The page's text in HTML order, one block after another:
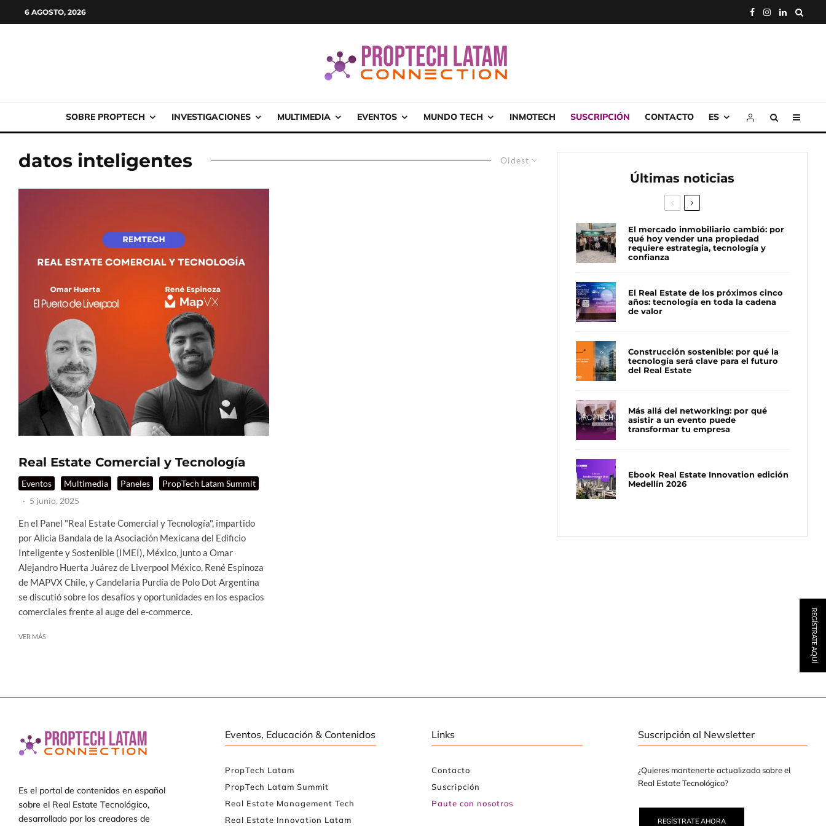
6 AGOSTO, 2026
SOBRE PROPTECH INVESTIGACIONES MULTIMEDIA EVENTOS MUNDO TECH INMOTECH SUSCRIPCIÓN CONTACTO ES
Oldest
datos inteligentes
Real Estate Comercial y Tecnología
Eventos Multimedia Paneles
PropTech Latam Summit
· 5 junio, 2025
En el Panel "Real Estate Comercial y Tecnología", impartido
por Alicia Bandala de la Asociación Mexicana del Edificio
Inteligente y Sostenible (IMEI), México, junto a Omar
Alejandro Huerta Juárez de Liverpool México, René Espinoza
de MAPVX Chile, y Candelaria Purdía de Polo Dot Argentina
se discutió sobre los desafíos y oportunidades en los espacios
comerciales frente al auge del e-commerce.
VER MÁS
Últimas noticias
El mercado inmobiliario cambió: por
qué hoy vender una propiedad
requiere estrategia, tecnología y
confianza
El Real Estate de los próximos cinco
años: tecnología en toda la cadena
de valor
Construcción sostenible: por qué la
tecnología será clave para el futuro
del Real Estate
Más allá del networking: por qué
asistir a un evento puede
transformar tu empresa
Ebook Real Estate Innovation edición
Medellín 2026
Es el portal de contenidos en español
sobre el Real Estate Tecnológico,
desarrollado por los creadores de
Eventos, Educación & Contenidos
PropTech Latam
PropTech Latam Summit
Real Estate Management Tech
Real Estate Innovation Latam
Links
Contacto
Suscripción
Paute con nosotros
Suscripción al Newsletter
¿Quieres mantenerte actualizado sobre el
Real Estate Tecnológico?
REGÍSTRATE AHORA
REGÍSTRATE AQUÍ